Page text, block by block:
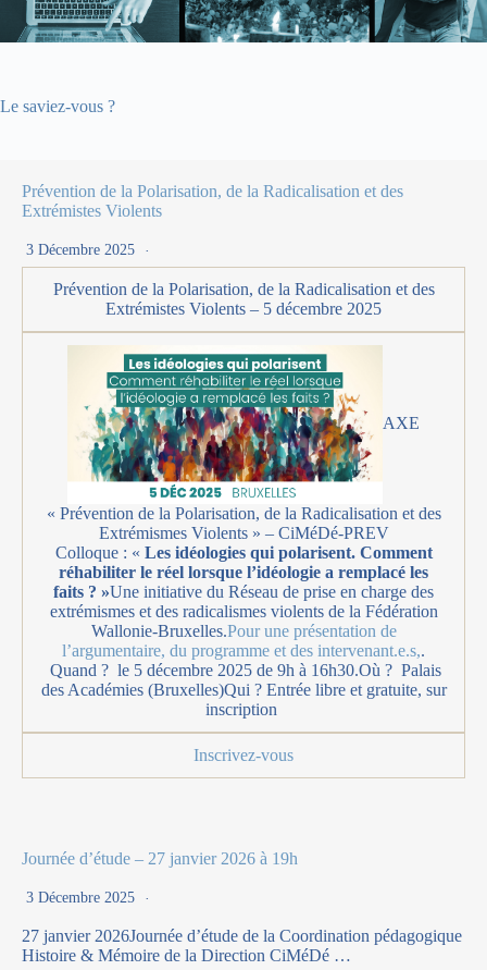
Le saviez-vous ?
Prévention de la Polarisation, de la Radicalisation et des
Extrémistes Violents
3 Décembre 2025
Prévention de la Polarisation, de la Radicalisation et des
Extrémistes Violents – 5 décembre 2025
AXE
« Prévention de la Polarisation, de la Radicalisation et des
Extrémismes Violents » – CiMéDé-PREV
Colloque : « Les idéologies qui polarisent. Comment
réhabiliter le réel lorsque l’idéologie a remplacé les
faits ? »Une initiative du Réseau de prise en charge des
extrémismes et des radicalismes violents de la Fédération
Wallonie-Bruxelles.Pour une présentation de
l’argumentaire, du programme et des intervenant.e.s,.
Quand ? le 5 décembre 2025 de 9h à 16h30.Où ? Palais
des Académies (Bruxelles)Qui ? Entrée libre et gratuite, sur
inscription
Inscrivez-vous
Journée d’étude – 27 janvier 2026 à 19h
3 Décembre 2025
27 janvier 2026Journée d’étude de la Coordination pédagogique
Histoire & Mémoire de la Direction CiMéDé …